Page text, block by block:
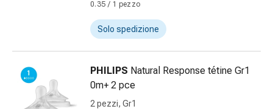
memoria
concentrazione
Allergie
e
0.35 / 1 pezzo
Solo spedizione
PHILIPS Natural Response tétine Gr1
0m+ 2 pce
2 pezzi, Gr1